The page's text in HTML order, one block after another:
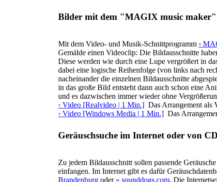
Bilder mit dem "MAGIX music
Mit dem Video- und Musik-Schnittprogramm ›
Gemälde einen Videoclip: Die Bildausschnitte
Diese werden wie durch eine Lupe vergrößert in
dabei eine logische Reihenfolge (von links nach
nacheinander die einzelnen Bildausschnitte
in das große Bild entsteht dann auch schon eine
und es dazwischen immer wieder ohne
› Video [Realvideo | 1 Min.] Das Arrangement als
› Video [Windows Media | 1 Min.] Das
Geräuschsuche im Internet oder von
Zu jedem Bildausschnitt sollen passende
einfangen. Im Internet gibt es dafür
Brandenburg oder » sounddogs.com. Die